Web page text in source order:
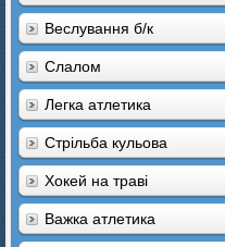
Веслування б/к
Cлалом
Легка атлетика
Стрільба кульова
Хокей на траві
Важка атлетика